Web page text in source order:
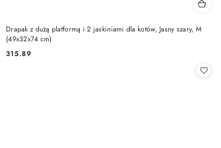
Drapak z dużą platformą i 2 jaskiniami dla kotów, Jasny szary, M
(49x32x74 cm)
Cena:
315.89